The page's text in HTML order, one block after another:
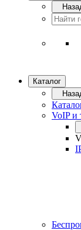
Каталог
VoIP и